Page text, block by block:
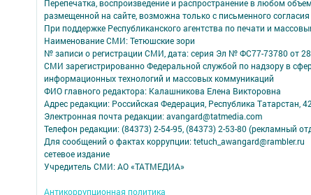
Перепечатка, воспроизведение и распространение в любом
размещенной на сайте, возможна только с письменного
При поддержке Республиканского агентства по печати и
Наименование СМИ: Тетюшские зори
№ записи о регистрации СМИ, дата: серия Эл № ФС77-73780 от 28
СМИ зарегистрированно Федеральной службой по надзору в
информационных технологий и массовых коммуникаций
ФИО главного редактора: Калашникова Елена Викторовна
Адрес редакции: Российская Федерация, Республика Татарстан,
Электронная почта редакции: avangard@tatmedia.com
Телефон редакции: (84373) 2-54-95, (84373) 2-53-80 (рекламный
Для сообщений о фактах коррупции: tetuch_awangard@rambler.ru
сетевое издание
Учредитель СМИ: АО «ТАТМЕДИА»
Антикоррупционная политика